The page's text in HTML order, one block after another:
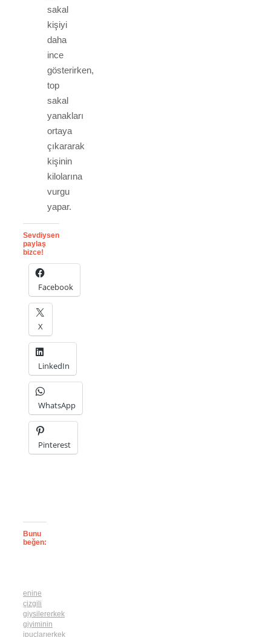
sakal
kişiyi
daha
ince
gösterirken,
top
sakal
yanakları
ortaya
çıkararak
kişinin
kilolarına
vurgu
yapar.
Sevdiysen
paylaş
bizce!
Facebook
X
LinkedIn
WhatsApp
Pinterest
Bunu
beğen:
enine
çizgili
giysilererkek
giyiminin
ipuçlarıerkek